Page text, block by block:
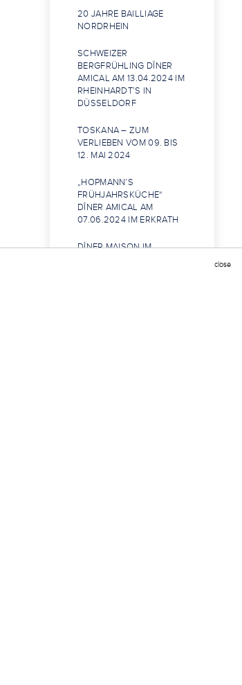
20 JAHRE BAILLIAGE
NORDRHEIN
SCHWEIZER
BERGFRÜHLING DÎNER
AMICAL AM 13.04.2024 IM
RHEINHARDT’S IN
DÜSSELDORF
TOSKANA – ZUM
VERLIEBEN VOM 09. BIS
12. MAI 2024
„HOPMANN’S
FRÜHJAHRSKÜCHE“
DÎNER AMICAL AM
07.06.2024 IM ERKRATH
DÎNER MAISON IM
close